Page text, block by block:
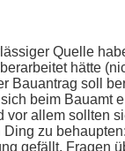
Quelle
hätte
Bauantrag soll
beim Bauamt
vor allem sollten
zu
gefällt. Fragen